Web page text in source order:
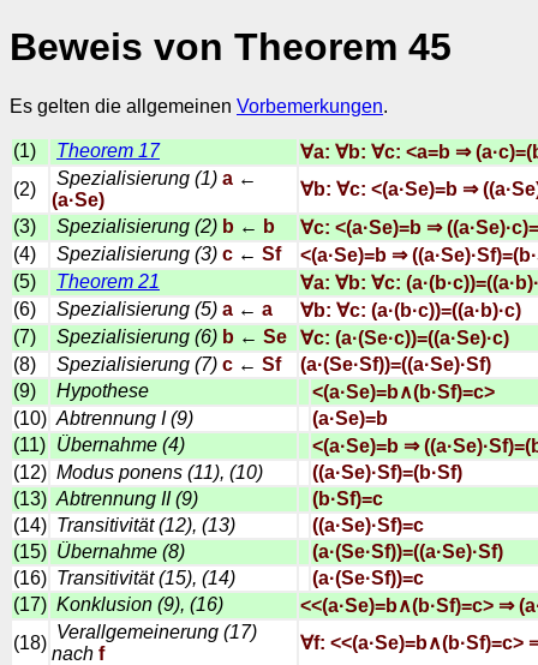
Beweis von Theorem 45
Es gelten die allgemeinen Vorbemerkungen.
(1) Theorem 17
∀a: ∀b: ∀c: <a=b ⇒
(2)
Spezialisierung (1) a ←
(a·Se)
∀b: ∀c: <(a·Se)=b ⇒
(3)
Spezialisierung (2) b ← b
∀c: <(a·Se)=b ⇒
(4)
Spezialisierung (3) c ← Sf
<(a·Se)=b ⇒
(5)
Theorem 21
∀a: ∀b: ∀c:
(6)
Spezialisierung (5) a ← a
∀b: ∀c: (a·(b·c))=((a·b)·c)
(7)
Spezialisierung (6) b ← Se
∀c: (a·(Se·c))=((a·Se)·c)
(8)
Spezialisierung (7) c ← Sf
(a·(Se·Sf))=((a·Se)·Sf)
(9)
Hypothese
<(a·Se)=b∧(b·Sf)=c>
(10) Abtrennung I (9)
(a·Se)=b
(11) Übernahme (4)
<(a·Se)=b ⇒
(12) Modus ponens (11), (10)
((a·Se)·Sf)=(b·Sf)
(13) Abtrennung II (9)
(b·Sf)=c
(14) Transitivität (12), (13)
((a·Se)·Sf)=c
(15) Übernahme (8)
(a·(Se·Sf))=((a·Se)·Sf)
(16) Transitivität (15), (14)
(a·(Se·Sf))=c
(17) Konklusion (9), (16)
<<(a·Se)=b∧(b·Sf)=c> ⇒
(18)
Verallgemeinerung (17)
nach f
∀f: <<(a·Se)=b∧(b·Sf)=c>